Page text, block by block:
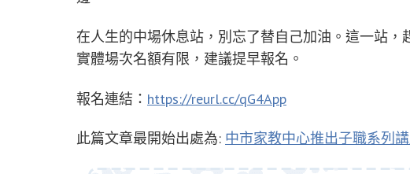
在人生的中場休息站，別忘了替自己加油。這一站，
實體場次名額有限，建議提早報名。
報名連結： https://reurl.cc/qG4App
此篇文章最開始出處為: 中市家教中心推出子職系列